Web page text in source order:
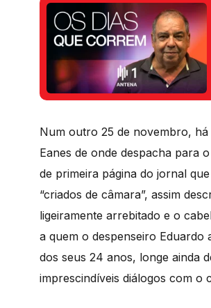
Num outro 25 de novembro,
Eanes de onde despacha para
de primeira página do jornal
“criados de câmara”, assim
ligeiramente arrebitado e o
a quem o despenseiro
dos seus 24 anos, longe ainda
imprescindíveis diálogos com o